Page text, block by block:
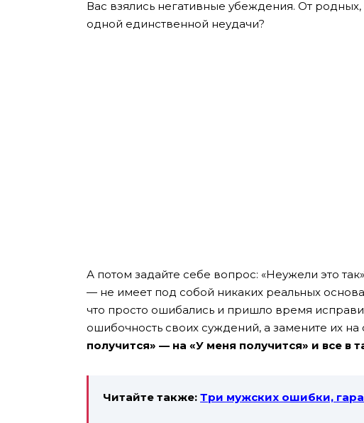
Вас взялись негативные убеждения. От
одной единственной неудачи?
А потом задайте себе вопрос: «Неужели это
— не имеет под собой никаких реальных
что просто ошибались и пришло время
ошибочность своих суждений, а замените их
получится» — на «У меня получится» и все в
Читайте также: Три мужских ошибки,